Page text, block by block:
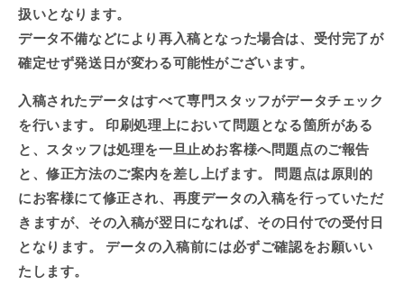
扱いとなります。
データ不備などにより再入稿となった場合は、受付完了が
確定せず発送日が変わる可能性がございます。
入稿されたデータはすべて専門スタッフがデータチェック
を行います。 印刷処理上において問題となる箇所がある
と、スタッフは処理を一旦止めお客様へ問題点のご報告
と、修正方法のご案内を差し上げます。 問題点は原則的
にお客様にて修正され、再度データの入稿を行っていただ
きますが、その入稿が翌日になれば、その日付での受付日
となります。 データの入稿前には必ずご確認をお願いい
たします。